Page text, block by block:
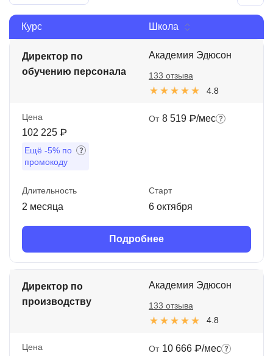
Курс Школа
Директор по
обучению персонала
Академия Эдюсон
4.8
133 отзыва
Цена
102 225 ₽
Ещё -5% по
промокоду
От 8 519 ₽/мес
Длительность
2 месяца
Старт
6 октября
Подробнее
Директор по
производству
Академия Эдюсон
4.8
133 отзыва
Цена От 10 666 ₽/мес
Soft Skills
ДПО
Детям
Рейтинг онлайн-школ